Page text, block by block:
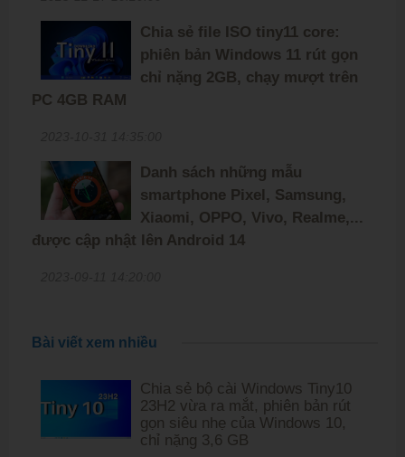
Chia sẻ file ISO tiny11 core:
phiên bản Windows 11 rút gọn
chỉ nặng 2GB, chạy mượt trên
PC 4GB RAM
Danh sách những mẫu
smartphone Pixel, Samsung,
Xiaomi, OPPO, Vivo, Realme,...
được cập nhật lên Android 14
Bài viết xem nhiều
Chia sẻ bộ cài Windows Tiny10
23H2 vừa ra mắt, phiên bản rút
gọn siêu nhẹ của Windows 10,
chỉ nặng 3,6 GB